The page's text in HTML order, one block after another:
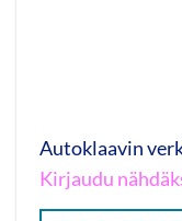
Autoklaavin
Kirjaudu